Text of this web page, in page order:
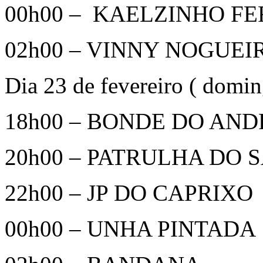
00h00 – KAELZINHO
02h00 – VINNY
Dia 23 de fevereiro (
18h00 – BONDE DO
20h00 – PATRULHA DO
22h00 – JP DO CAPRIXO
00h00 – UNHA PINTADA